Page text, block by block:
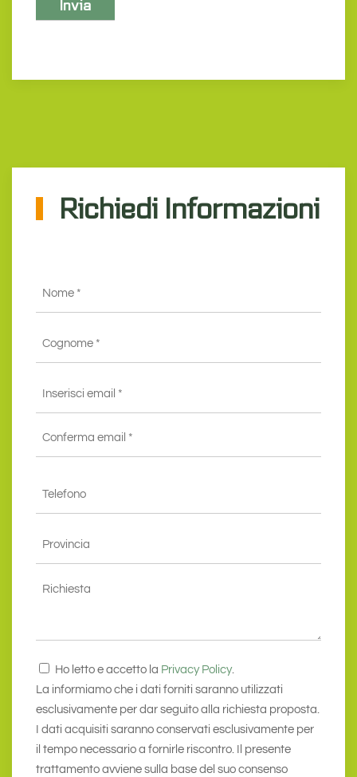
Richiedi Informazioni
email
*
Richiesta
Consenso
*
Ho letto e accetto la Privacy Policy.
La informiamo che i dati forniti saranno utilizzati
esclusivamente per dar seguito alla richiesta proposta.
I dati acquisiti saranno conservati esclusivamente per
il tempo necessario a fornirle riscontro. Il presente
trattamento avviene sulla base del suo consenso